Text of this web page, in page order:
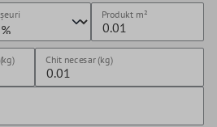
Produkt m²
Chit necesar (kg)